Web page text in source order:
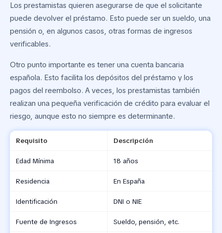
Los prestamistas quieren asegurarse de que el solicitante
puede devolver el préstamo. Esto puede ser un sueldo, una
pensión o, en algunos casos, otras formas de ingresos
verificables.
Otro punto importante es tener una cuenta bancaria
española. Esto facilita los depósitos del préstamo y los
pagos del reembolso. A veces, los prestamistas también
realizan una pequeña verificación de crédito para evaluar el
riesgo, aunque esto no siempre es determinante.
Requisito Descripción
Edad Mínima 18 años
Residencia En España
Identificación DNI o NIE
Fuente de Ingresos Sueldo, pensión, etc.